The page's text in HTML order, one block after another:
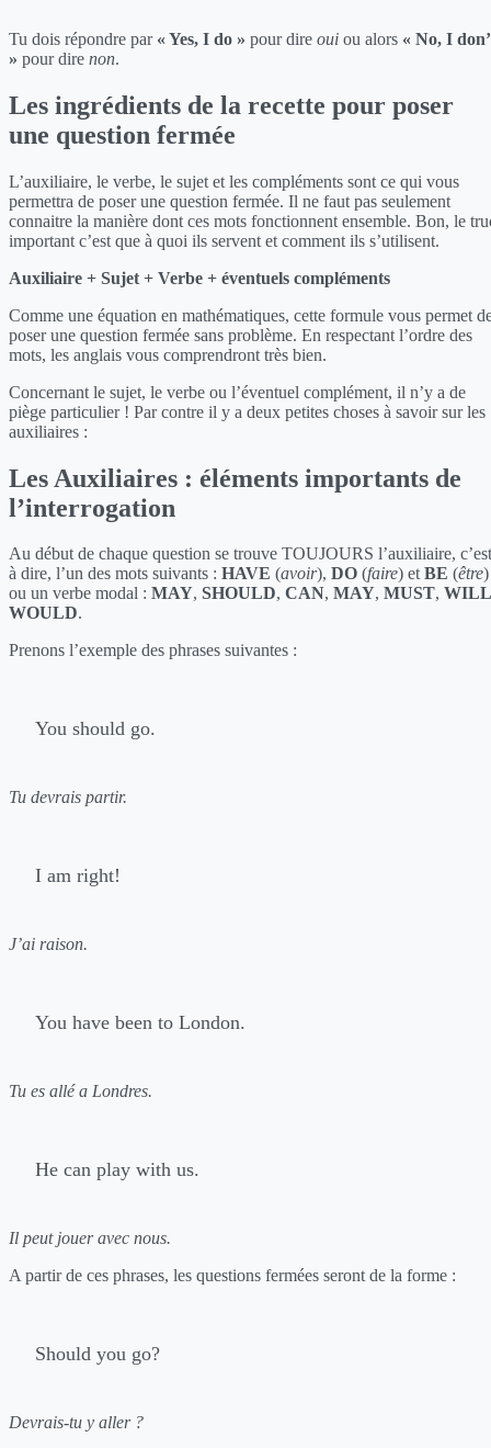
Tu dois répondre par « Yes, I do » pour dire oui ou alors « No, I
» pour dire non.
Les ingrédients de la recette pour poser
une question fermée
L’auxiliaire, le verbe, le sujet et les compléments sont ce qui vous
permettra de poser une question fermée. Il ne faut pas seulement
connaitre la manière dont ces mots fonctionnent ensemble. Bon, le
important c’est que à quoi ils servent et comment ils s’utilisent.
Auxiliaire + Sujet + Verbe + éventuels compléments
Comme une équation en mathématiques, cette formule vous permet
poser une question fermée sans problème. En respectant l’ordre des
mots, les anglais vous comprendront très bien.
Concernant le sujet, le verbe ou l’éventuel complément, il n’y a de
piège particulier ! Par contre il y a deux petites choses à savoir sur les
auxiliaires :
Les Auxiliaires : éléments importants de
l’interrogation
Au début de chaque question se trouve TOUJOURS l’auxiliaire, c’est
à dire, l’un des mots suivants : HAVE (avoir), DO (faire) etBE (être)
ou un verbe modal : MAY, SHOULD, CAN, MAY, MUST, WILL
WOULD.
Prenons l’exemple des phrases suivantes :
You should go.
Tu devrais partir.
I am right!
J’ai raison.
You have been to London.
Tu es allé a Londres.
He can play with us.
Il peut jouer avec nous.
A partir de ces phrases, les questions fermées seront de la forme :
Should you go?
Devrais-tu y aller ?